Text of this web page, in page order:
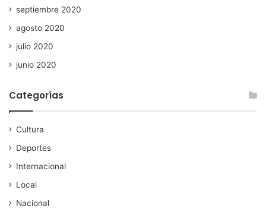
septiembre 2020
agosto 2020
julio 2020
junio 2020
Categorías
Cultura
Deportes
Internacional
Local
Nacional